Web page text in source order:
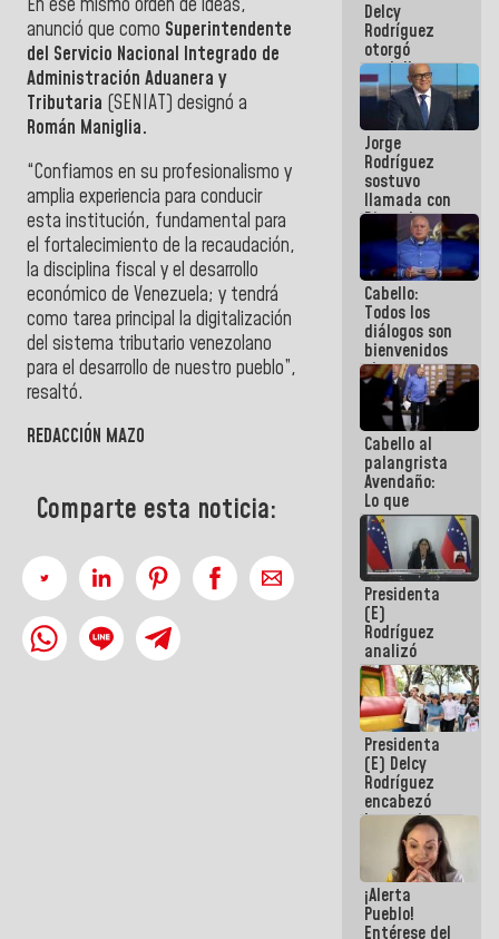
En ese mismo orden de ideas,
anunció que como Superintendente
del Servicio Nacional Integrado de
Administración Aduanera y
Tributaria (SENIAT) designó a
Román Maniglia.
“Confiamos en su profesionalismo y
amplia experiencia para conducir
esta institución, fundamental para
el fortalecimiento de la recaudación,
la disciplina fiscal y el desarrollo
económico de Venezuela; y tendrá
como tarea principal la digitalización
del sistema tributario venezolano
para el desarrollo de nuestro pueblo”,
resaltó.
REDACCIÓN MAZO
Comparte esta noticia:
Delcy
Rodríguez
otorgó
medalla
"Héroe de
Venezuela"
a servidores
públicos
Jorge
Rodríguez
sostuvo
llamada con
Dinorah
Figuera y
acuerdan
primer
encuentro
presencial
para el
diálogo
Cabello:
Todos los
diálogos son
bienvenidos
siempre que
estén en el
marco de la
Constitución
de la
República
Cabello al
palangrista
Avendaño:
Lo que
vayas a
escribir
hazlo hoy
por que no
sabemos si
la semana
que viene
hay
programa
Presidenta
(E)
Rodríguez
analizó
junto a
gobernadores
planes de
recuperación
del Sistema
Eléctrico
Nacional
Presidenta
(E) Delcy
Rodríguez
encabezó
lanzamiento
del Plan
Nacional de
Recreación
Vacacional
¡Alerta
Pueblo!
Entérese del